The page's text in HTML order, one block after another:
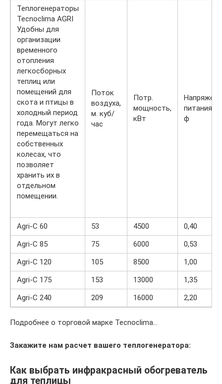
Теплогенераторы
Tecnoclima AGRI
Удобны для
организации
временного
отопления
легкосборных
теплиц или
помещений для
скота и птицы в
холодный период
года. Могут легко
перемещаться на
собственных
колесах, что
позволяет
хранить их в
отдельном
помещении.
Поток
воздуха,
м. куб/
час
Потр.
мощность,
кВт
питания,
ф
Agri-C 60 53 4500
0,40
Agri-C 85
75 6000
0,53
Agri-C 120
105 8500
1,00
Agri-C 175
153 13000
1,35
Agri-C 240
209 16000 2,20
Подробнее о торговой марке Tecnoclima…
Закажите нам расчет вашего теплогенератора:
Как выбрать инфракрасный обогреватель
для теплицы